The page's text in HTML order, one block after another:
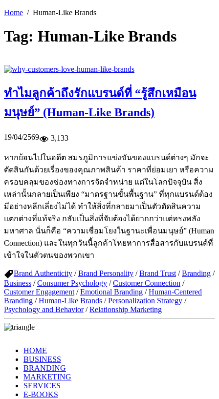
Home Human-Like Brands
Tag: Human-Like Brands
ทำไมลูกค้าถึงรักแบรนด์ที่ “รู้สึกเหมือน
มนุษย์” (Human-Like Brands)
19/04/2569 3,133
หากย้อนไปในอดีต สมรภูมิการแข่งขันของแบรนด์ต่างๆ มักจะ
ตัดสินกันด้วยเรื่องของคุณภาพสินค้า ราคาที่ย่อมเยา หรือความ
ครอบคลุมของช่องทางการจัดจำหน่าย แต่ในโลกปัจจุบัน สิ่ง
เหล่านั้นกลายเป็นเพียง “มาตรฐานขั้นพื้นฐาน” ที่ทุกแบรนด์ต้อง
มีอย่างหลีกเลี่ยงไม่ได้ ทำให้สิ่งที่กลายมาเป็นตัวตัดสินความ
แตกต่างที่แท้จริง กลับเป็นสิ่งที่จับต้องได้ยากกว่าแต่ทรงพลัง
มหาศาล นั่นก็คือ “ความเชื่อมโยงในฐานะเพื่อนมนุษย์” (Human
Connection) และในทุกวันนี้ลูกค้าโหยหาการสื่อสารกับแบรนด์ที่
เข้าใจในตัวตนของพวกเขา
Brand Authenticity /Brand Personality /Brand Trust /Branding /
Business /Consumer Psychology /Customer Connection /
Customer Engagement /Emotional Branding /Human-Centered
Branding /Human-Like Brands /Personalization Strategy /
Psychology and Behavior/Relationship Marketing
HOME
BUSINESS
BRANDING
MARKETING
SERVICES
E-BOOKS